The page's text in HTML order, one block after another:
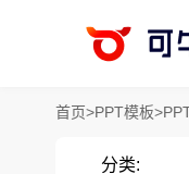
首页>PPT模板>
分类: